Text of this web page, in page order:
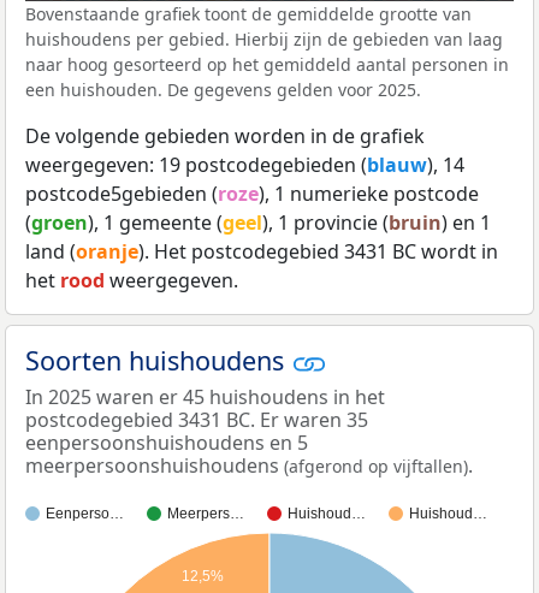
Bovenstaande grafiek toont de gemiddelde grootte van
huishoudens per gebied. Hierbij zijn de gebieden van laag
naar hoog gesorteerd op het gemiddeld aantal personen in
een huishouden. De gegevens gelden voor 2025.
De volgende gebieden worden in de grafiek
weergegeven: 19 postcodegebieden (blauw), 14
postcode5gebieden (roze), 1 numerieke postcode
(groen), 1 gemeente (geel), 1 provincie (bruin) en 1
land (oranje). Het postcodegebied 3431 BC wordt in
het rood weergegeven.
Soorten huishoudens
In 2025 waren er 45 huishoudens in het
postcodegebied 3431 BC. Er waren 35
eenpersoonshuishoudens en 5
meerpersoonshuishoudens (afgerond op vijftallen).
Eenperso… Meerpers… Huishoud… Huishoud…
12,5%